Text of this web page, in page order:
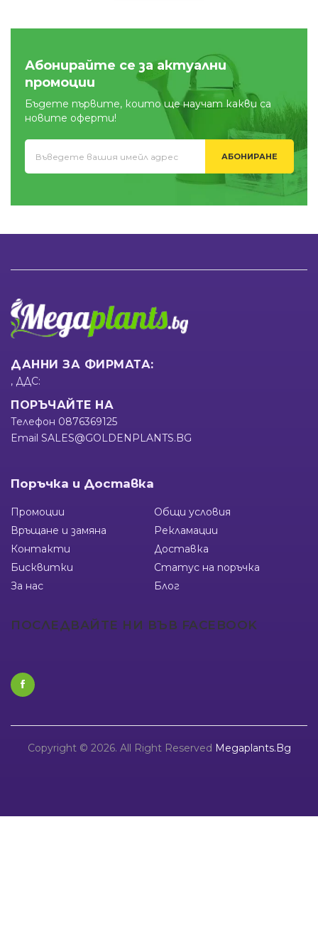
Абонирайте се за актуални
промоции
Бъдете първите, които ще научат какви са
новите оферти!
АБОНИРАНЕ
ДАННИ ЗА ФИРМАТА:
, ДДС:
ПОРЪЧАЙТЕ НА
Телефон 0876369125
Email SALES@GOLDENPLANTS.BG
Поръчка и Доставка
Промоции
Общи условия
Връщане и замяна
Рекламации
Контакти
Доставка
Бисквитки
Статус на поръчка
За нас
Блог
ПОСЛЕДВАЙТЕ НИ ВЪВ FACEBOOK
Copyright © 2026. All Right Reserved Megaplants.bg